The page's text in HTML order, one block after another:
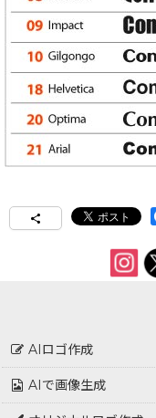
AIロゴ作成
AIで画像生成